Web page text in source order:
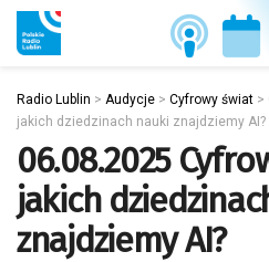
Radio Lublin > Audycje > Cyfrowy świat >
jakich dziedzinach nauki znajdziemy AI?
06.08.2025
jakich
znajdziemy AI?